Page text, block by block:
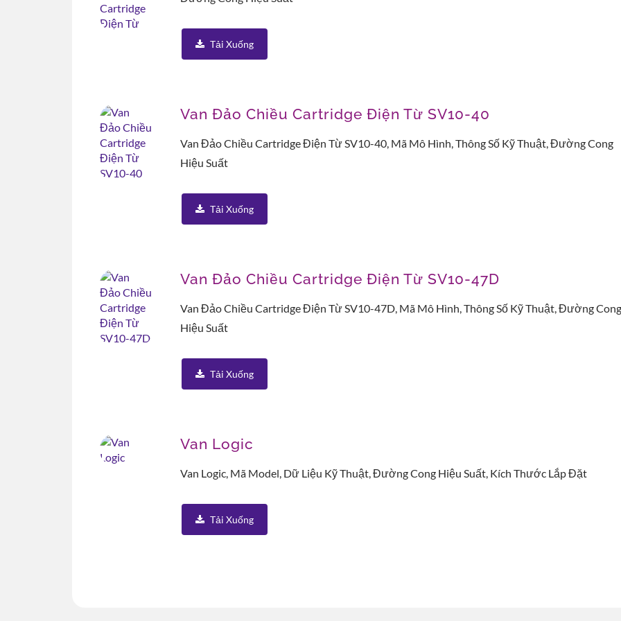
Tải Xuống
Van Đảo Chiều Cartridge Điện Từ SV10-40
Van Đảo Chiều Cartridge Điện Từ SV10-40, Mã Mô Hình, Thông Số Kỹ Thuật, Đường Cong
Hiệu Suất
Tải Xuống
Van Đảo Chiều Cartridge Điện Từ SV10-47D
Van Đảo Chiều Cartridge Điện Từ SV10-47D, Mã Mô Hình, Thông Số Kỹ Thuật, Đường Cong
Hiệu Suất
Tải Xuống
Van Logic
Van Logic, Mã Model, Dữ Liệu Kỹ Thuật, Đường Cong Hiệu Suất, Kích Thước Lắp Đặt
Tải Xuống